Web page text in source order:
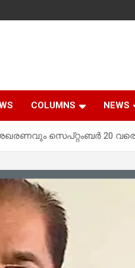
COLUMNS NEWS
സെപ്റ്റംബര്‍ 20 വരെ